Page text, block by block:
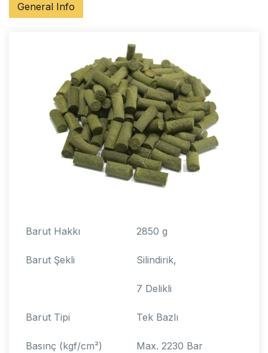
General Info
Barut Hakkı 2850 g
Barut Şekli Silindirik,
7 Delikli
Barut Tipi Tek Bazlı
Basınç (kgf/cm²) Max. 2230 Bar